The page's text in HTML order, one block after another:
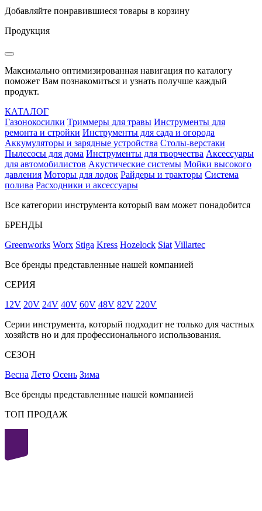
Добавляйте понравившиеся товары в корзину
Продукция
Максимально оптимизированная навигация по каталогу
поможет Вам познакомиться и узнать получше каждый
продукт.
КАТАЛОГ
Газонокосилки Триммеры для травы Инструменты для
ремонта и стройки Инструменты для сада и огорода
Аккумуляторы и зарядные устройства Столы-верстаки
Пылесосы для дома Инструменты для творчества Аксессуары
для автомобилистов Акустические системы Мойки высокого
давления Моторы для лодок Райдеры и тракторы Система
полива Расходники и аксессуары
Все категории инструмента который вам может понадобится
БРЕНДЫ
Greenworks Worx Stiga Kress Hozelock Siat Villartec
Все бренды представленные нашей компанией
СЕРИЯ
12V 20V 24V 40V 60V 48V 82V 220V
Серии инструмента, который подходит не только для частных
хозяйств но и для профессионального использования.
СЕЗОН
Весна Лето Осень Зима
Все бренды представленные нашей компанией
ТОП ПРОДАЖ